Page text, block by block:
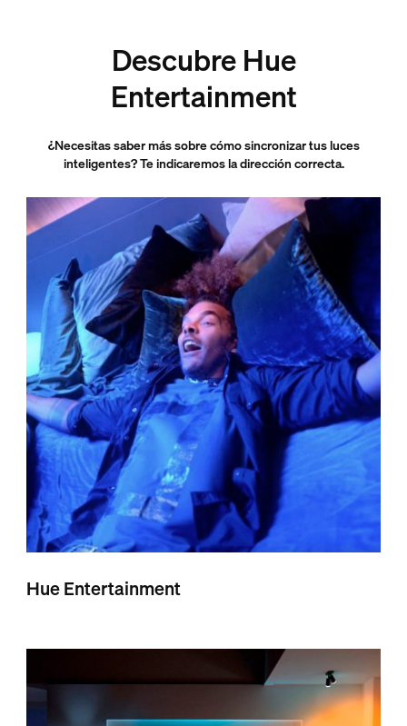
Descubre Hue
Entertainment
¿Necesitas saber más sobre cómo sincronizar tus luces
inteligentes? Te indicaremos la dirección correcta.
Hue Entertainment